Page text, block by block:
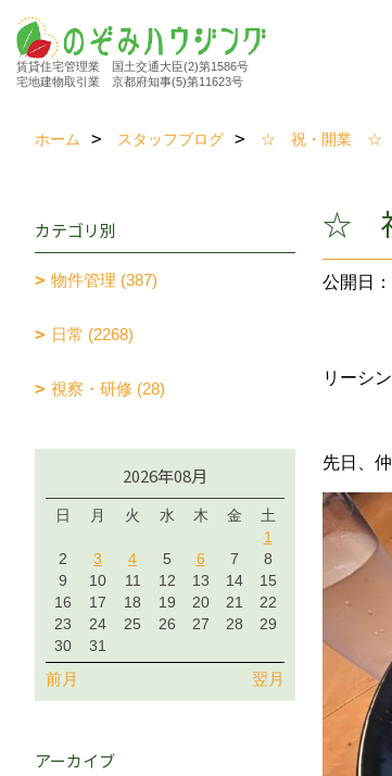
賃貸住宅管理業 国土交通大臣(2)第1586号
宅地建物取引業 京都府知事(5)第11623号
ホーム スタッフブログ ☆ 祝・開業 ☆
☆
公開日
リーシ
先日、
カテゴリ別
物件管理 (387)
日常 (2268)
視察・研修 (28)
2026年08月
日 月 火 水 木 金
土
1
2
3 4 5 6 7
8
9
10 11 12 13 14
15
16
17 18 19 20 21
22
23
24 25 26 27 28
29
30
31
前月 翌月
アーカイブ